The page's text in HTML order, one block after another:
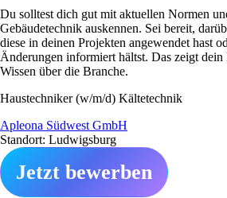
Du solltest dich gut mit aktuellen Normen
Gebäudetechnik auskennen. Sei bereit,
diese in deinen Projekten angewendet hast
Änderungen informiert hältst. Das zeigt dein
Wissen über die Branche.
Haustechniker (w/m/d) Kältetechnik
Apleona Südwest GmbH
Standort: Ludwigsburg
Jetzt bewerben